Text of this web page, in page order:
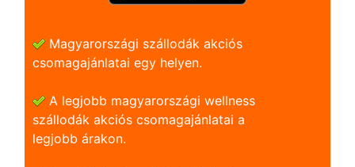
Magyarországi szállodák akciós
csomagajánlatai egy helyen.
A legjobb magyarországi wellness
szállodák akciós csomagajánlatai a
legjobb árakon.